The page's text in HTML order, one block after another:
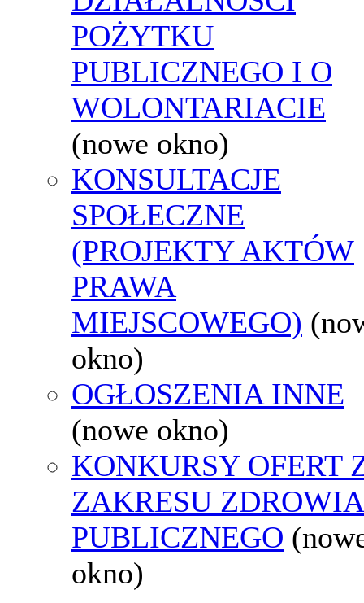
POŻYTKU
PUBLICZNEGO I O
WOLONTARIACIE
(nowe okno)
KONSULTACJE
SPOŁECZNE
(PROJEKTY AKTÓW
PRAWA
MIEJSCOWEGO)
okno)
OGŁOSZENIA INNE
(nowe okno)
KONKURSY OFERT
ZAKRESU ZDROWIA
PUBLICZNEGO
okno)